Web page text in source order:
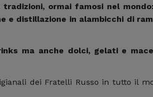
ormai famosi nel
e distillazione in alambicchi di
ma anche dolci, gelati e
dei Fratelli Russo in tutto il